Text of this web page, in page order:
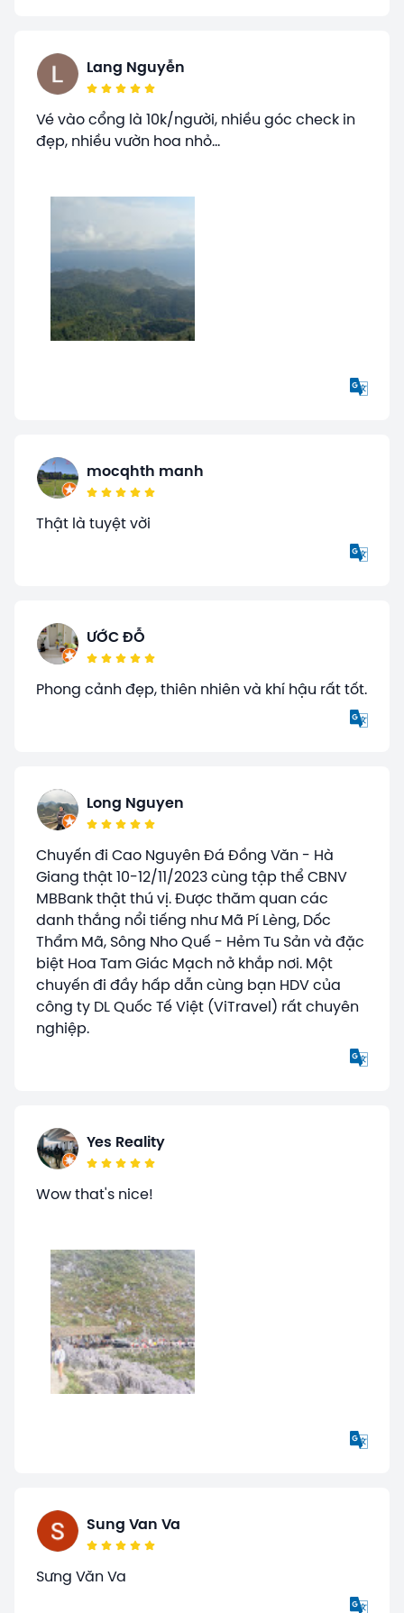
Lang Nguyễn
Vé vào cổng là 10k/người, nhiều góc check in
đẹp, nhiều vườn hoa nhỏ...
mocqhth manh
Thật là tuyệt vời
ƯỚC ĐỖ
Phong cảnh đẹp, thiên nhiên và khí hậu rất tốt.
Long Nguyen
Chuyến đi Cao Nguyên Đá Đồng Văn - Hà
Giang thật 10-12/11/2023 cùng tập thể CBNV
MBBank thật thú vị. Được thăm quan các
danh thắng nổi tiếng như Mã Pí Lèng, Dốc
Thẩm Mã, Sông Nho Quế - Hẻm Tu Sản và đặc
biệt Hoa Tam Giác Mạch nở khắp nơi. Một
chuyến đi đầy hấp dẫn cùng bạn HDV của
công ty DL Quốc Tế Việt (ViTravel) rất chuyên
nghiệp.
Yes Reality
Wow that's nice!
Sung Van Va
Sưng Văn Va